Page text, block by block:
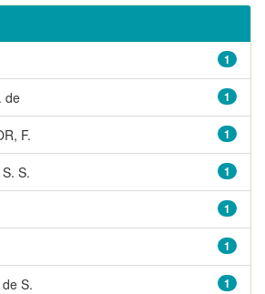
1
1
de
1
F.
1
S.
1
1
1
S.